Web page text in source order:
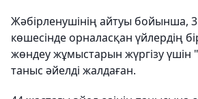
Жәбірленушінің айтуы бойынша,
көшесінде орналасқан үйлердің
жөндеу жұмыстарын жүргізу үшін
таныс әйелді жалдаған.